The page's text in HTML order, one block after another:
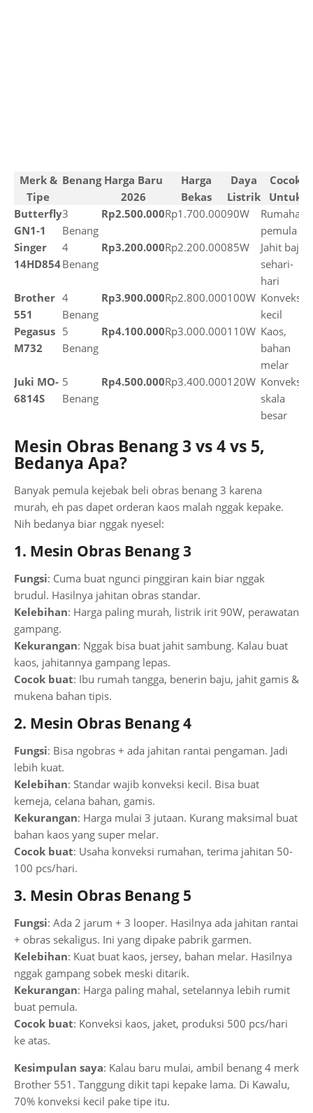
Merk &
Tipe
Benang Harga Baru
2026
Harga
Bekas
Daya
Listrik
Cocok
Untuk
Butterfly
GN1-1
3
Benang
Rp2.500.000Rp1.700.00090W
Rumahan,
pemula
Singer
14HD854
4
Benang
Rp3.200.000Rp2.200.00085W
Jahit baju
sehari-
hari
Brother
551
4
Benang
Rp3.900.000Rp2.800.000100W Konveksi
kecil
Pegasus
M732
5
Benang
Rp4.100.000Rp3.000.000110W Kaos,
bahan
melar
Juki MO-
6814S
5
Benang
Rp4.500.000Rp3.400.000120W Konveksi
skala
besar
Mesin Obras Benang 3 vs 4 vs 5,
Bedanya Apa?
Banyak pemula kejebak beli obras benang 3 karena
murah, eh pas dapet orderan kaos malah nggak kepake.
Nih bedanya biar nggak nyesel:
1. Mesin Obras Benang 3
Fungsi: Cuma buat ngunci pinggiran kain biar nggak
brudul. Hasilnya jahitan obras standar.
Kelebihan: Harga paling murah, listrik irit 90W, perawatan
gampang.
Kekurangan: Nggak bisa buat jahit sambung. Kalau buat
kaos, jahitannya gampang lepas.
Cocok buat: Ibu rumah tangga, benerin baju, jahit gamis &
mukena bahan tipis.
2. Mesin Obras Benang 4
Fungsi: Bisa ngobras + ada jahitan rantai pengaman. Jadi
lebih kuat.
Kelebihan: Standar wajib konveksi kecil. Bisa buat
kemeja, celana bahan, gamis.
Kekurangan: Harga mulai 3 jutaan. Kurang maksimal buat
bahan kaos yang super melar.
Cocok buat: Usaha konveksi rumahan, terima jahitan 50-
100 pcs/hari.
3. Mesin Obras Benang 5
Fungsi: Ada 2 jarum + 3 looper. Hasilnya ada jahitan rantai
+ obras sekaligus. Ini yang dipake pabrik garmen.
Kelebihan: Kuat buat kaos, jersey, bahan melar. Hasilnya
nggak gampang sobek meski ditarik.
Kekurangan: Harga paling mahal, setelannya lebih rumit
buat pemula.
Cocok buat: Konveksi kaos, jaket, produksi 500 pcs/hari
ke atas.
Kesimpulan saya: Kalau baru mulai, ambil benang 4 merk
Brother 551. Tanggung dikit tapi kepake lama. Di Kawalu,
70% konveksi kecil pake tipe itu.